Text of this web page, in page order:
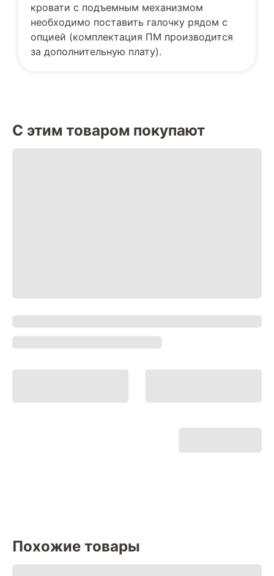
кровати с подъемным механизмом
необходимо поставить галочку рядом с
опцией (комплектация ПМ производится
за дополнительную плату).
С этим товаром покупают
Похожие товары